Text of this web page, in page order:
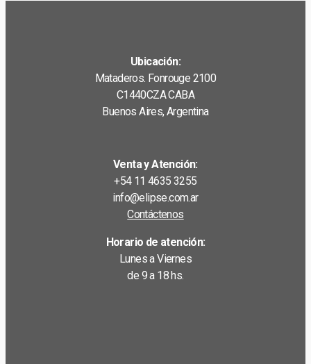
Ubicación:
Mataderos. Fonrouge 2100
C1440CZA CABA
Buenos Aires, Argentina
Venta y Atención:
+54 11 4635 3255
info@elipse.com.ar
Contáctenos
Horario de atención:
Lunes a Viernes
de 9 a 18 hs.